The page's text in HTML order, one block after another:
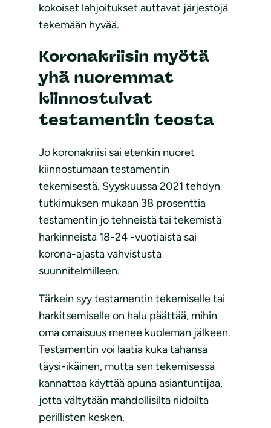
kokoiset lahjoitukset auttavat järjestöjä
tekemään hyvää.
Koronakriisin myötä
yhä nuoremmat
kiinnostuivat
testamentin teosta
Jo koronakriisi sai etenkin nuoret
kiinnostumaan testamentin
tekemisestä. Syyskuussa 2021 tehdyn
tutkimuksen mukaan 38 prosenttia
testamentin jo tehneistä tai tekemistä
harkinneista 18-24 -vuotiaista sai
korona-ajasta vahvistusta
suunnitelmilleen.
Tärkein syy testamentin tekemiselle tai
harkitsemiselle on halu päättää, mihin
oma omaisuus menee kuoleman jälkeen.
Testamentin voi laatia kuka tahansa
täysi-ikäinen, mutta sen tekemisessä
kannattaa käyttää apuna asiantuntijaa,
jotta vältytään mahdollisilta riidoilta
perillisten kesken.